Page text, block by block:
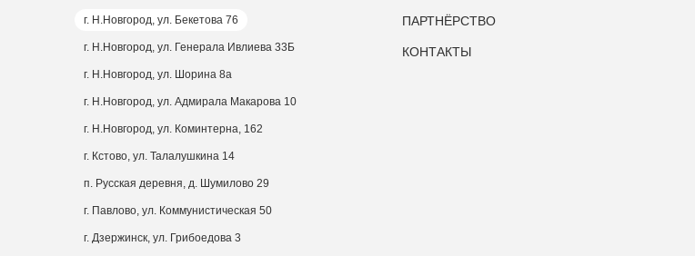
г. Н.Новгород, ул. Бекетова 76
г. Н.Новгород, ул. Генерала Ивлиева 33Б
г. Н.Новгород, ул. Шорина 8а
г. Н.Новгород, ул. Адмирала Макарова 10
г. Н.Новгород, ул. Коминтерна, 162
г. Кстово, ул. Талалушкина 14
п. Русская деревня, д. Шумилово 29
г. Павлово, ул. Коммунистическая 50
г. Дзержинск, ул. Грибоедова 3
ПАРТНЁРСТВО
КОНТАКТЫ